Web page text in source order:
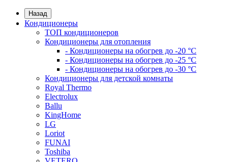
Назад
Кондиционеры
ТОП кондиционеров
Кондиционеры для отопления
- Кондиционеры на обогрев до -20 °C
- Кондиционеры на обогрев до -25 °C
- Кондиционеры на обогрев до -30 °C
Кондиционеры для детской комнаты
Royal Thermo
Electrolux
Ballu
KingHome
LG
Loriot
FUNAI
Toshiba